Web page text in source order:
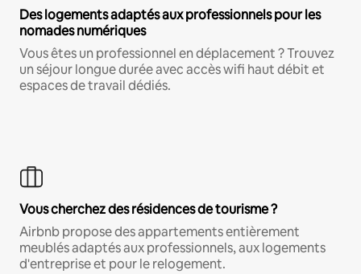
Des logements adaptés aux professionnels pour les
nomades numériques
Vous êtes un professionnel en déplacement ? Trouvez
un séjour longue durée avec accès wifi haut débit et
espaces de travail dédiés.
Vous cherchez des résidences de tourisme ?
Airbnb propose des appartements entièrement
meublés adaptés aux professionnels, aux logements
d'entreprise et pour le relogement.